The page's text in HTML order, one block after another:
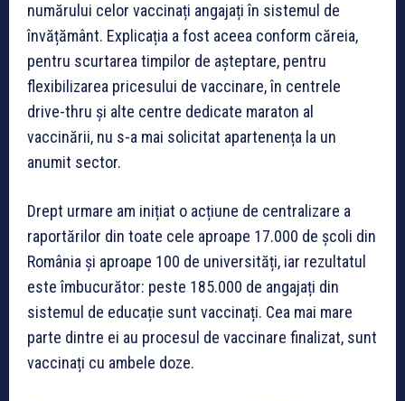
numărului celor vaccinați angajați în sistemul de
învățământ. Explicația a fost aceea conform căreia,
pentru scurtarea timpilor de așteptare, pentru
flexibilizarea pricesului de vaccinare, în centrele
drive-thru și alte centre dedicate maraton al
vaccinării, nu s-a mai solicitat apartenența la un
anumit sector.
Drept urmare am inițiat o acțiune de centralizare a
raportărilor din toate cele aproape 17.000 de școli din
România și aproape 100 de universități, iar rezultatul
este îmbucurător: peste 185.000 de angajați din
sistemul de educație sunt vaccinați. Cea mai mare
parte dintre ei au procesul de vaccinare finalizat, sunt
vaccinați cu ambele doze.